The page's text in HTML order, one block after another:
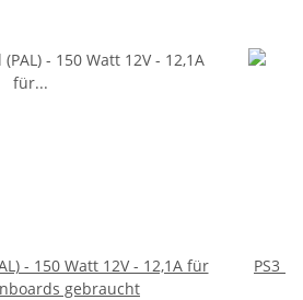
- 150 Watt 12V - 12,1A für
gebraucht
PS3